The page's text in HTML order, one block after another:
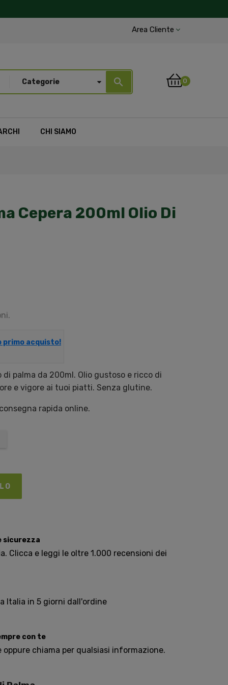
Area Cliente
Categorie search 0
CHI SIAMO
Cepera 200ml Olio Di
primo acquisto!
di palma da 200ml. Olio gustoso e ricco di
e vigore ai tuoi piatti. Senza glutine.
rapida online.
sicurezza
Clicca e leggi le oltre 1.000 recensioni dei
Italia in 5 giorni dall'ordine
con te
chiama per qualsiasi informazione.